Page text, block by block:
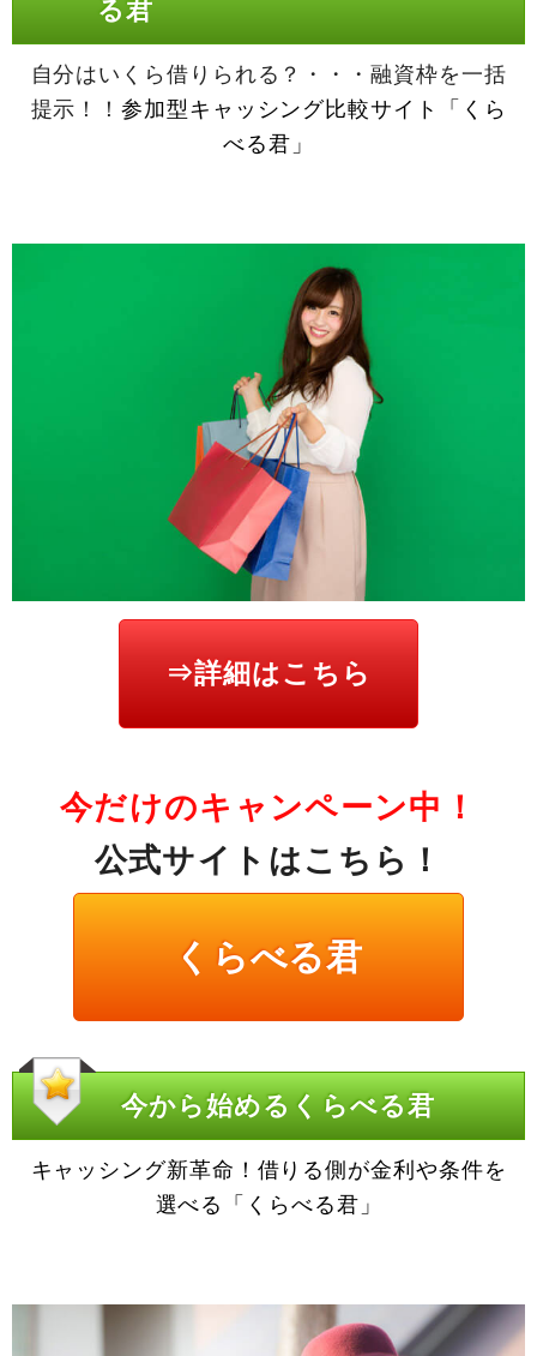
る君
自分はいくら借りられる？・・・融資枠を一括
提示！！参加型キャッシング比較サイト「くら
べる君」
⇒詳細はこちら
今だけのキャンペーン中！
公式サイトはこちら！
くらべる君
今から始めるくらべる君
キャッシング新革命！借りる側が金利や条件を
選べる「くらべる君」